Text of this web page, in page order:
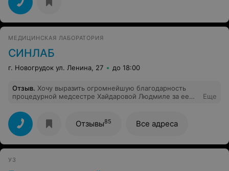
МЕДИЦИНСКАЯ ЛАБОРАТОРИЯ
СИНЛАБ
г. Новогрудок ул. Ленина, 27 до 18:00
Отзыв. Хочу выразить огромнейшую благодарность
процедурной медсестре Хайдаровой Людмиле за ее
отношение ко мне и к моему ребенку. Спасибо
огромное этому человеку. Побольше бы таких людей в
медицине.
Еще
Отзывы85 Все адреса
УЗ